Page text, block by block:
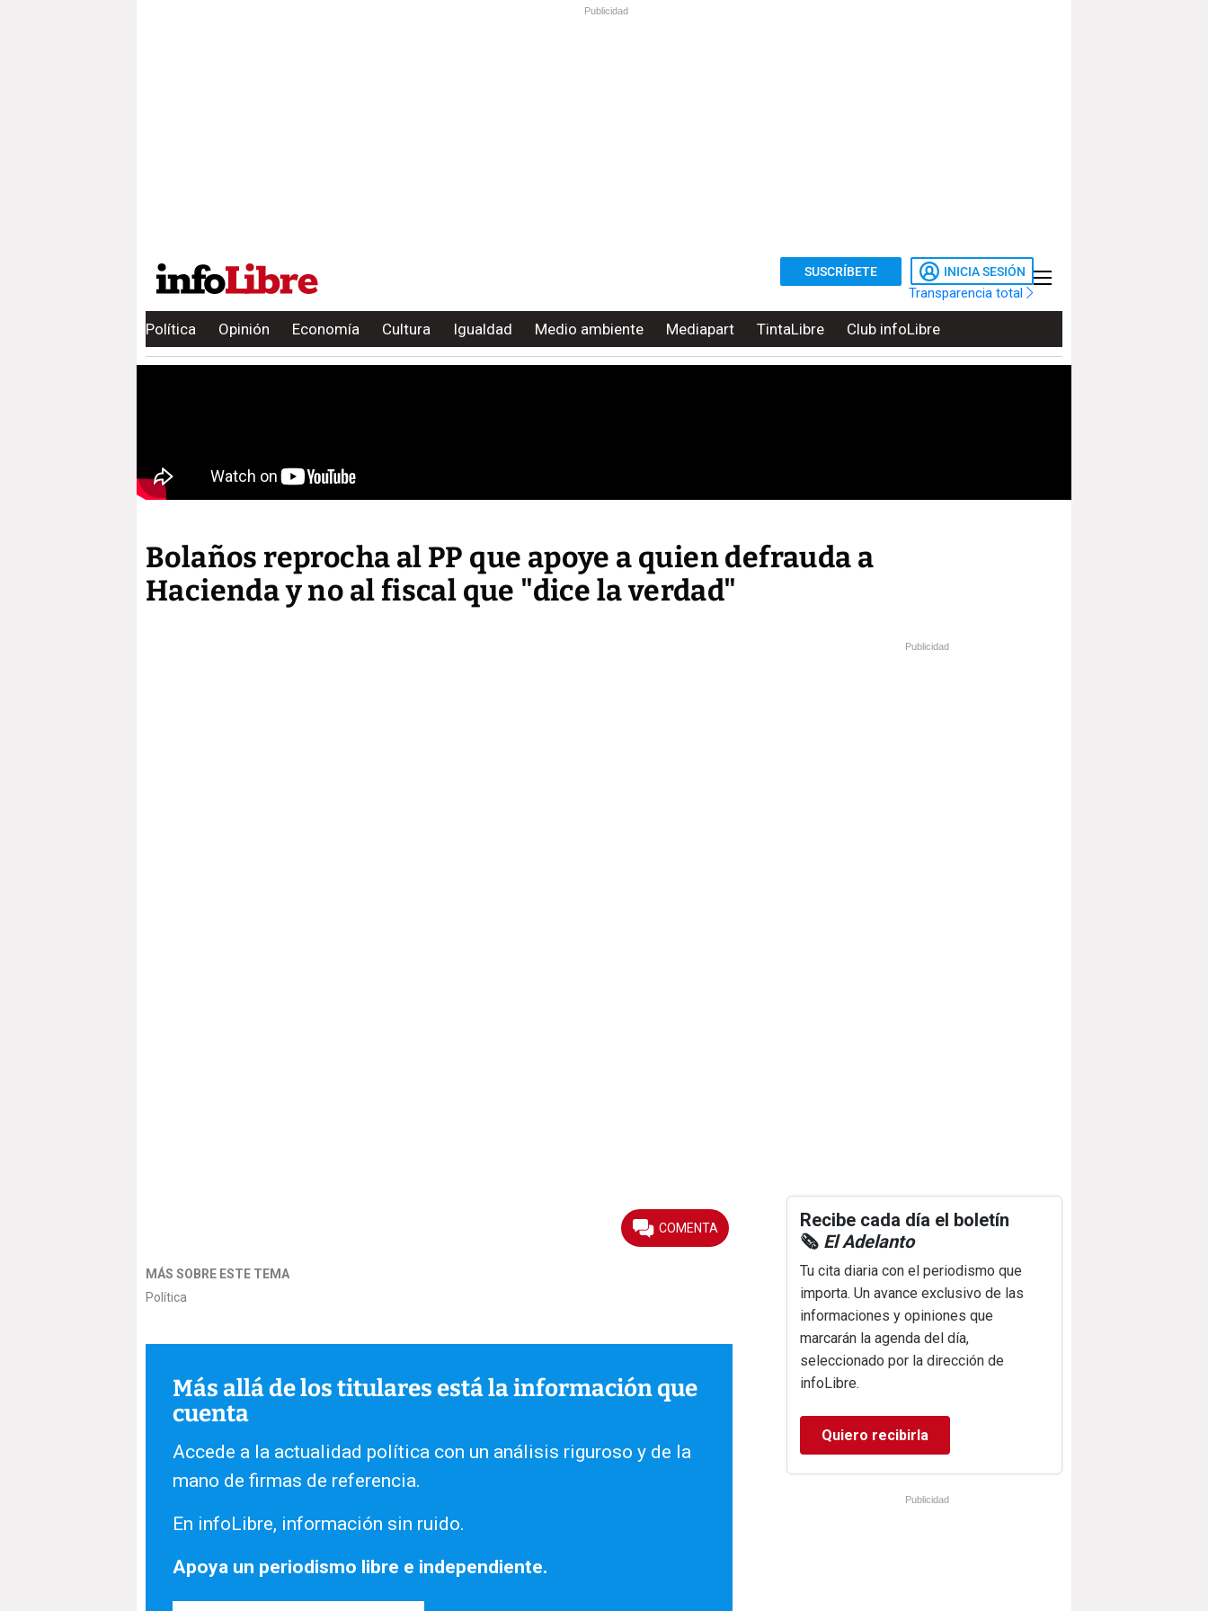
Publicidad
SUSCRÍBETE INICIA SESIÓN
Transparencia total
Política Opinión Economía Cultura Igualdad Medio ambiente Mediapart TintaLibre Club infoLibre
Bolaños reprocha al PP que apoye a quien defrauda a
Hacienda y no al fiscal que "dice la verdad"
MÁS SOBRE ESTE TEMA
Política
Más allá de los titulares está la información que
cuenta
Accede a la actualidad política con un análisis riguroso y de la
mano de firmas de referencia.
En infoLibre, información sin ruido.
Apoya un periodismo libre e independiente.
Publicidad
Recibe cada día el boletín
🗞️ El Adelanto
Tu cita diaria con el periodismo que
importa. Un avance exclusivo de las
informaciones y opiniones que
marcarán la agenda del día,
seleccionado por la dirección de
infoLibre.
Quiero recibirla
Publicidad